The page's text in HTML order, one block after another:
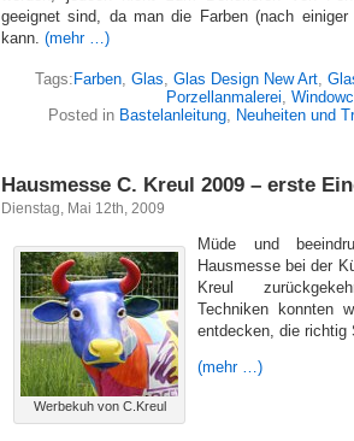
geeignet sind, da man die Farben (nach
kann. (mehr …)
Tags: Farben, Glas, Glas Design New Art,
Porzellanmalerei,
Posted in Bastelanleitung, Neuheiten und
Hausmesse C. Kreul 2009 – erste
Dienstag, Mai 12th, 2009
Werbekuh von C.Kreul
Müde und
Hausmesse bei der
Kreul
Techniken konnten
entdecken, die richtig
(mehr …)